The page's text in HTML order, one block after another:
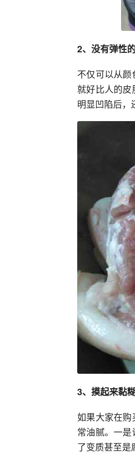
2、没有弹性的
不仅可以从
就好比人的
明显凹陷后，
3、摸起来黏
如果大家在
常油腻。一
了变质甚至是